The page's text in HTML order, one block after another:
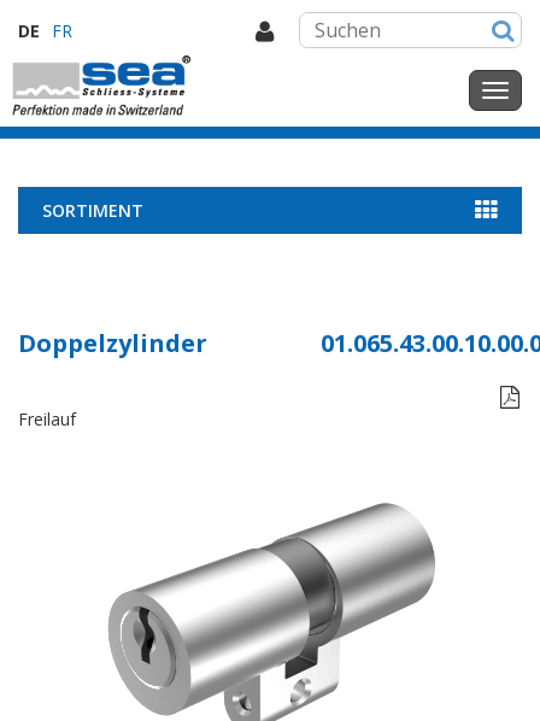
DE FR
SORTIMENT
Doppelzylinder

Freilauf